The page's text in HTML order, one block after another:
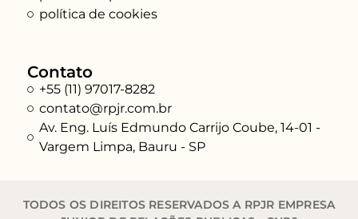
política de cookies
Contato
+55 (11) 97017-8282
contato@rpjr.com.br
Av. Eng. Luís Edmundo Carrijo Coube, 14-01 -
Vargem Limpa, Bauru - SP
TODOS OS DIREITOS RESERVADOS A RPJR EMPRESA